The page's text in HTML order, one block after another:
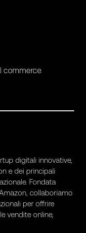
commerce
digitali innovative,
e dei principali
Fondata
collaboriamo
per offrire
vendite online,